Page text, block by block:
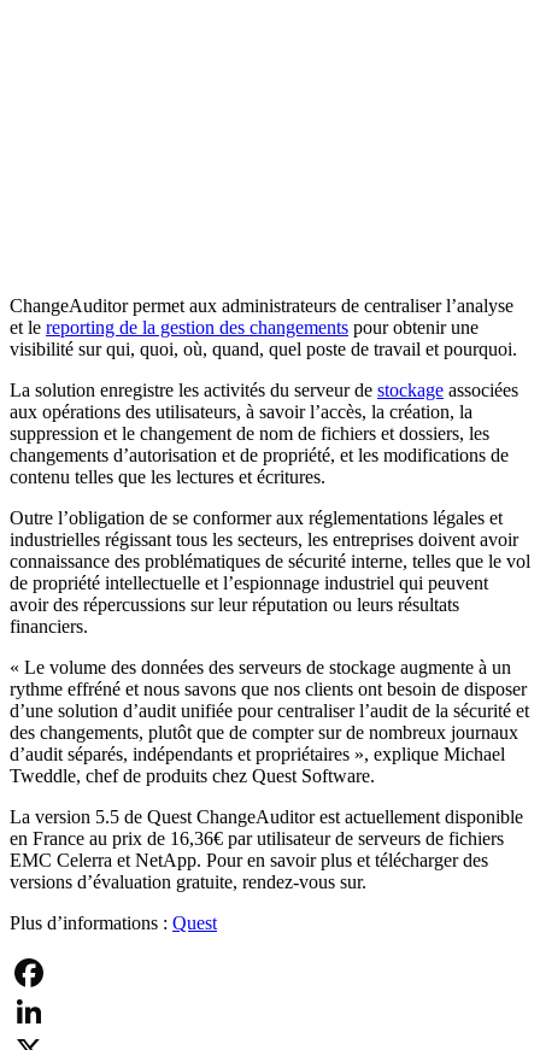
ChangeAuditor permet aux administrateurs de centraliser l’analyse
et le reporting de la gestion des changements pour obtenir une
visibilité sur qui, quoi, où, quand, quel poste de travail et pourquoi.
La solution enregistre les activités du serveur de stockage associées
aux opérations des utilisateurs, à savoir l’accès, la création, la
suppression et le changement de nom de fichiers et dossiers, les
changements d’autorisation et de propriété, et les modifications de
contenu telles que les lectures et écritures.
Outre l’obligation de se conformer aux réglementations légales et
industrielles régissant tous les secteurs, les entreprises doivent avoir
connaissance des problématiques de sécurité interne, telles que le vol
de propriété intellectuelle et l’espionnage industriel qui peuvent
avoir des répercussions sur leur réputation ou leurs résultats
financiers.
« Le volume des données des serveurs de stockage augmente à un
rythme effréné et nous savons que nos clients ont besoin de disposer
d’une solution d’audit unifiée pour centraliser l’audit de la sécurité et
des changements, plutôt que de compter sur de nombreux journaux
d’audit séparés, indépendants et propriétaires », explique Michael
Tweddle, chef de produits chez Quest Software.
La version 5.5 de Quest ChangeAuditor est actuellement disponible
en France au prix de 16,36€ par utilisateur de serveurs de fichiers
EMC Celerra et NetApp. Pour en savoir plus et télécharger des
versions d’évaluation gratuite, rendez-vous sur.
Plus d’informations : Quest
Facebook